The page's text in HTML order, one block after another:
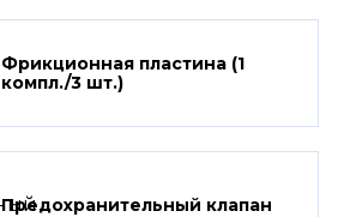
Фрикционная пластина (1
компл./3 шт.)
Предохранительный клапан